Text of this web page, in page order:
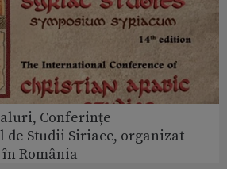
Conferințe
de Studii Siriace, organizat
România